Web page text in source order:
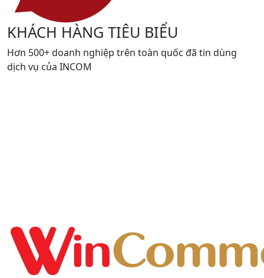
KHÁCH HÀNG TIÊU BIỂU
Hơn 500+ doanh nghiệp trên toàn quốc đã tin dùng
dịch vụ của INCOM